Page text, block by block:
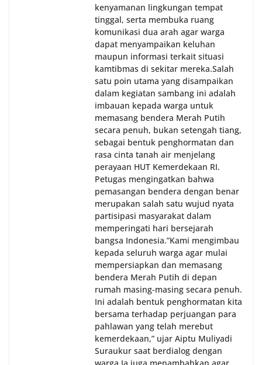
kenyamanan lingkungan tempat
tinggal, serta membuka ruang
komunikasi dua arah agar warga
dapat menyampaikan keluhan
maupun informasi terkait situasi
kamtibmas di sekitar mereka.‎‎‎Salah
satu poin utama yang disampaikan
dalam kegiatan sambang ini adalah
imbauan kepada warga untuk
memasang bendera Merah Putih
secara penuh, bukan setengah tiang,
sebagai bentuk penghormatan dan
rasa cinta tanah air menjelang
perayaan HUT Kemerdekaan RI.
Petugas mengingatkan bahwa
pemasangan bendera dengan benar
merupakan salah satu wujud nyata
partisipasi masyarakat dalam
memperingati hari bersejarah
bangsa Indonesia.‎‎”Kami mengimbau
kepada seluruh warga agar mulai
mempersiapkan dan memasang
bendera Merah Putih di depan
rumah masing-masing secara penuh.
Ini adalah bentuk penghormatan kita
bersama terhadap perjuangan para
pahlawan yang telah merebut
kemerdekaan,” ujar Aiptu Muliyadi
Suraukur saat berdialog dengan